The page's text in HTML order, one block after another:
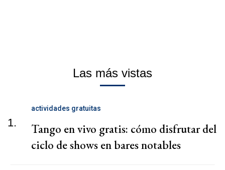
Las más vistas
1.
actividades gratuitas
Tango en vivo gratis: cómo disfrutar del
ciclo de shows en bares notables